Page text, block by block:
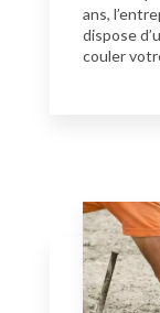
ans,
dispose
couler